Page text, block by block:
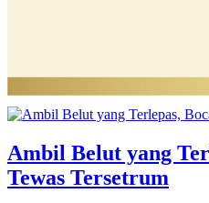
Ambil Belut yang
Tewas Tersetrum